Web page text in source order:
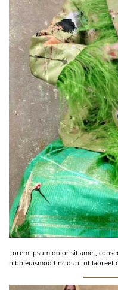
Lorem ipsum dolor sit amet,
nibh euismod tincidunt ut laoreet